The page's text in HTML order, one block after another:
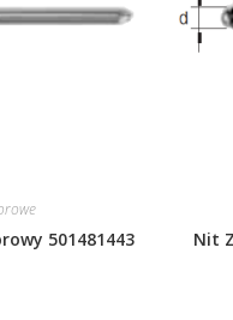
501481443 Nit